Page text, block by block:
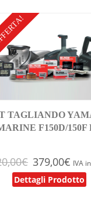
TAGLIANDO
F150D/150F
€ 379,00€ IVA
Dettagli Prodotto